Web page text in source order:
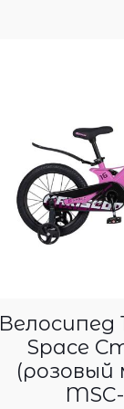
Велосипед
Space